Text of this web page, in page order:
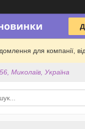
для компанії,
Миколаїв, Україна